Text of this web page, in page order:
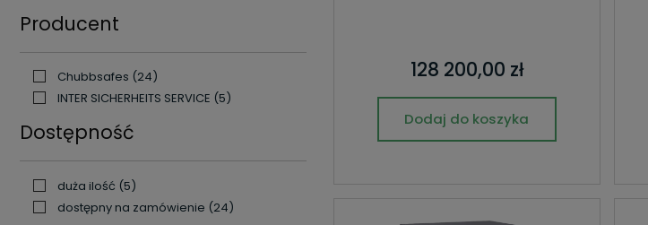
Producent
Chubbsafes (24)
INTER SICHERHEITS SERVICE (5)
Dostępność
duża ilość (5)
dostępny na zamówienie (24)
128 200,00 zł
Dodaj do koszyka